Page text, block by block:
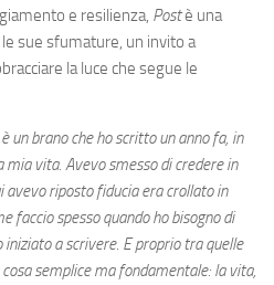
e resilienza, Postè una
sue sfumature, un invito a
la luce che segue le
un brano che ho scritto un anno fa, in
vita. Avevo smesso di credere in
avevo riposto fiducia era crollato in
faccio spesso quando ho bisogno di
iniziato a scrivere. E proprio tra quelle
semplice ma fondamentale: la vita,